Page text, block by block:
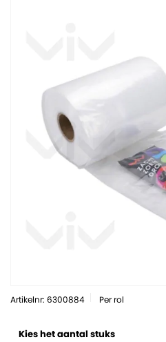
Artikelnr: 6300884 Per rol
Kies het aantal stuks